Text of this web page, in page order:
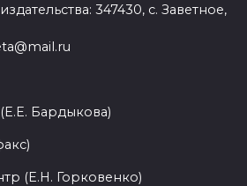
347430, с. Заветное,
Бардыкова)
(Е.Н. Горковенко)